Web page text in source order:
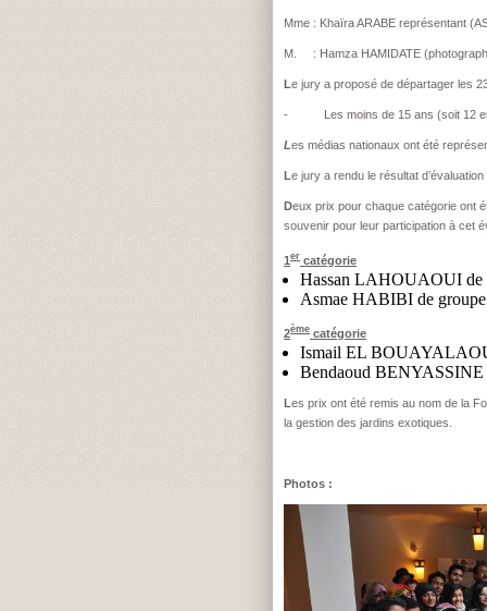
Mme : Khaïra ARABE représentant
M. : Hamza HAMIDATE
Le jury a proposé de départager les
- Les moins de 15 ans (soit 12
Les médias nationaux ont été
Le jury a rendu le résultat
Deux prix pour chaque catégorie ont
souvenir pour leur participation à cet
1er catégorie
Hassan LAHOUAOUI de
Asmae HABIBI de
2ème catégorie
Ismail EL
Bendaoud
Les prix ont été remis au nom de la
la gestion des jardins exotiques.
Photos :